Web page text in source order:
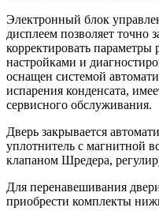
Электронный блок
дисплеем позволяет точно
корректировать
настройками и
оснащен системой
испарения конденсата,
сервисного обслуживания.
Дверь закрывается
уплотнитель с магнитной
клапаном Шредера,
Для перенавешивания
приобрести комплекты